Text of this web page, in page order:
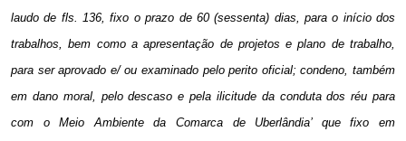
laudo de fls. 136, fixo o prazo de 60 (sessenta) dias, para o início dos
trabalhos, bem como a apresentação de projetos e plano de trabalho,
para ser aprovado e/ ou examinado pelo perito oficial; condeno, também
em dano moral, pelo descaso e pela ilicitude da conduta dos réu para
com o
Meio Ambiente da Comarca de Uberlândia’ que fixo em